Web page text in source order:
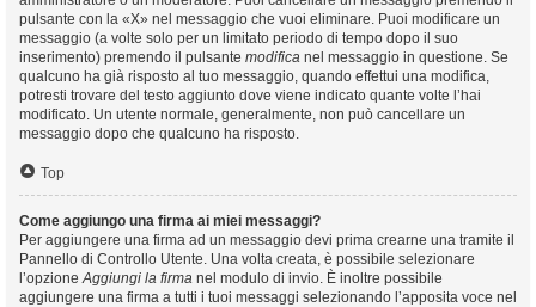
pulsante con la «X» nel messaggio che vuoi eliminare. Puoi modificare un
messaggio (a volte solo per un limitato periodo di tempo dopo il suo
inserimento) premendo il pulsante modifica nel messaggio in questione. Se
qualcuno ha già risposto al tuo messaggio, quando effettui una modifica,
potresti trovare del testo aggiunto dove viene indicato quante volte l’hai
modificato. Un utente normale, generalmente, non può cancellare un
messaggio dopo che qualcuno ha risposto.
Top
Come aggiungo una firma ai miei messaggi?
Per aggiungere una firma ad un messaggio devi prima crearne una tramite il
Pannello di Controllo Utente. Una volta creata, è possibile selezionare
l’opzioneAggiungi la firma nel modulo di invio. È inoltre possibile
aggiungere una firma a tutti i tuoi messaggi selezionando l’apposita voce nel